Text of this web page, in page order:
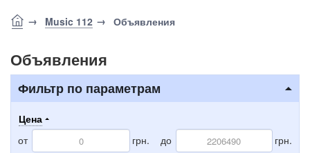
Music 112 Объявления
Объявления
Фильтр по параметрам
Цена
от
грн. до грн.